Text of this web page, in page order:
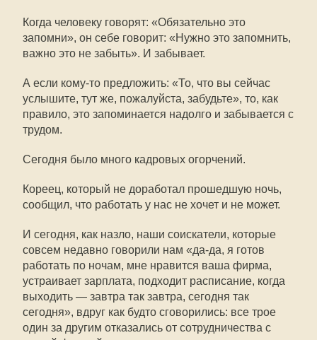
Когда человеку говорят: «Обязательно это
запомни», он себе говорит: «Нужно это запомнить,
важно это не забыть». И забывает.
А если кому-то предложить: «То, что вы сейчас
услышите, тут же, пожалуйста, забудьте», то, как
правило, это запоминается надолго и забывается с
трудом.
Сегодня было много кадровых огорчений.
Кореец, который не доработал прошедшую ночь,
сообщил, что работать у нас не хочет и не может.
И сегодня, как назло, наши соискатели, которые
совсем недавно говорили нам «да-да, я готов
работать по ночам, мне нравится ваша фирма,
устраивает зарплата, подходит расписание, когда
выходить — завтра так завтра, сегодня так
сегодня», вдруг как будто сговорились: все трое
один за другим отказались от сотрудничества с